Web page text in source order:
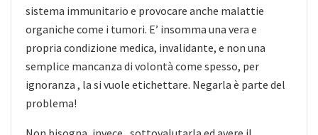
sistema immunitario e provocare anche malattie
organiche come i tumori. E’ insomma una vera e
propria condizione medica, invalidante, e non una
semplice mancanza di volontà come spesso, per
ignoranza , la si vuole etichettare. Negarla è parte del
problema!